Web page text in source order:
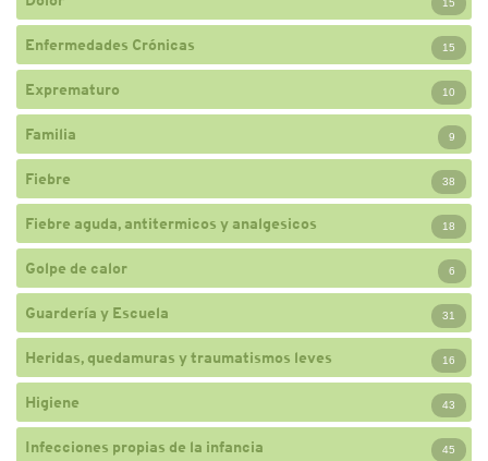
15
Enfermedades Crónicas 15
Exprematuro 10
Familia 9
Fiebre 38
Fiebre aguda, antitermicos y analgesicos 18
Golpe de calor 6
Guardería y Escuela 31
Heridas, quedamuras y traumatismos leves 16
Higiene 43
Infecciones propias de la infancia 45